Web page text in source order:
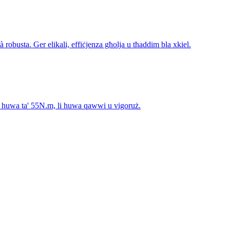
Ger elikali, effiċjenza għolja u tħaddim bla xkiel.
ta' 55N.m, li huwa qawwi u vigoruż.